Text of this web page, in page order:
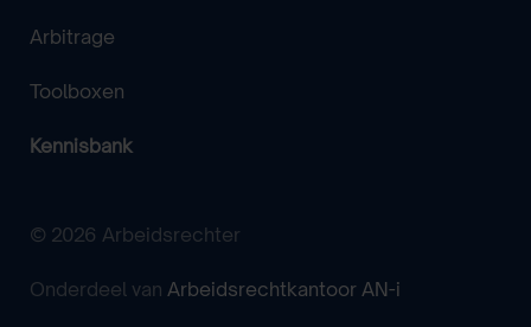
Arbitrage
Toolboxen
Kennisbank
© 2026 Arbeidsrechter
Onderdeel van Arbeidsrechtkantoor AN-i